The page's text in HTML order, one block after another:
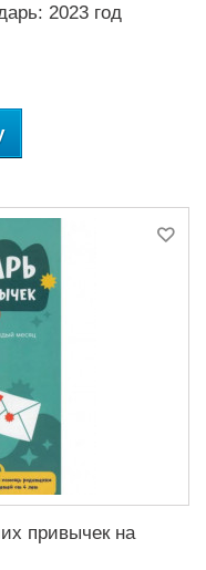
2023 год
привычек на